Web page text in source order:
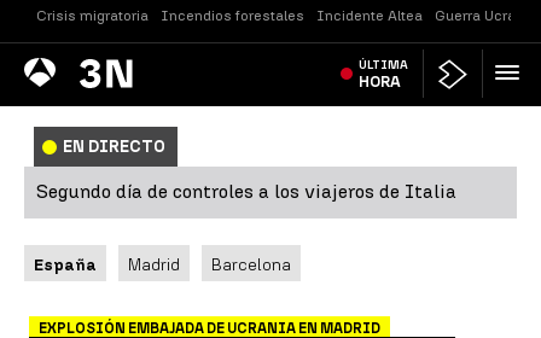
Crisis migratoria Incendios forestales Incidente Altea Guerra Ucrania
Antena
3 Noticias ÚLTIMA
HORA
EN DIRECTO
Segundo día de controles a los viajeros de Italia
España Madrid Barcelona
EXPLOSIÓN EMBAJADA DE UCRANIA EN MADRID